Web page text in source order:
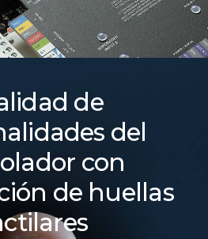
de
del
con
de huellas